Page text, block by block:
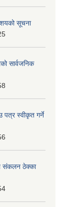
सूचना
सार्वजनिक
पत्र स्वीकृत गर्ने
संकलन ठेक्का